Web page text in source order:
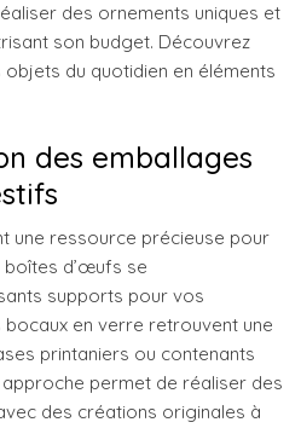
des ornements uniques et
son budget. Découvrez
du quotidien en éléments
des emballages
une ressource précieuse pour
d’œufs se
supports pour vos
en verre retrouvent une
printaniers ou contenants
permet de réaliser des
des créations originales à